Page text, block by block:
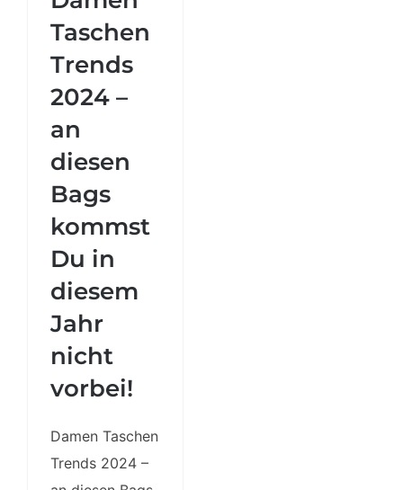
Bags kommst
Du in diesem
Jahr nicht
vorbei!
Taschen
Trends
2024 –
an
diesen
Bags
kommst
Du in
diesem
Jahr
nicht
vorbei!
Damen Taschen
Trends 2024 –